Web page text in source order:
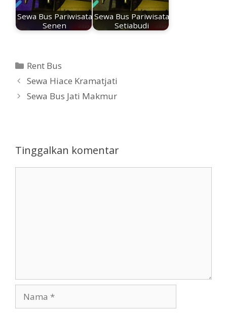
Sewa Bus Pariwisata
Senen
Sewa Bus Pariwisata
Setiabudi
Kategori
Rent Bus
Sewa Hiace Kramatjati
Sewa Bus Jati Makmur
Tinggalkan komentar